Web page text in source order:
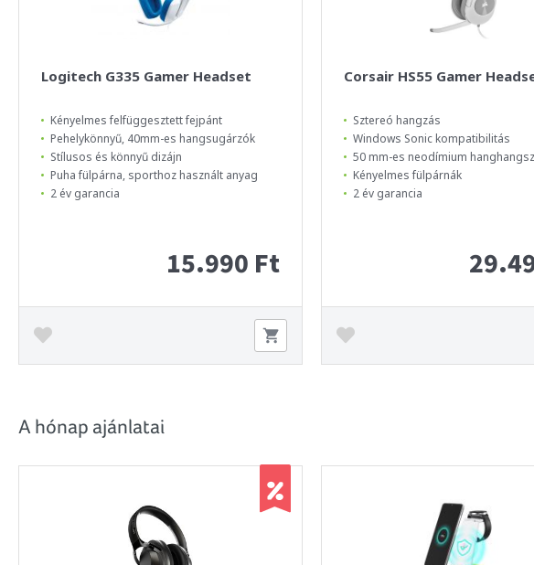
Logitech G335 Gamer Headset
Kényelmes felfüggesztett fejpánt
Pehelykönnyű, 40mm-es hangsugárzók
Stílusos és könnyű dizájn
Puha fülpárna, sporthoz használt anyag
2 év garancia
15.990 Ft
Corsair HS55 Gamer
Sztereó hangzás
Windows Sonic kompatibilitás
50 mm-es neodímium
Kényelmes fülpárnák
2 év garancia
A hónap ajánlatai